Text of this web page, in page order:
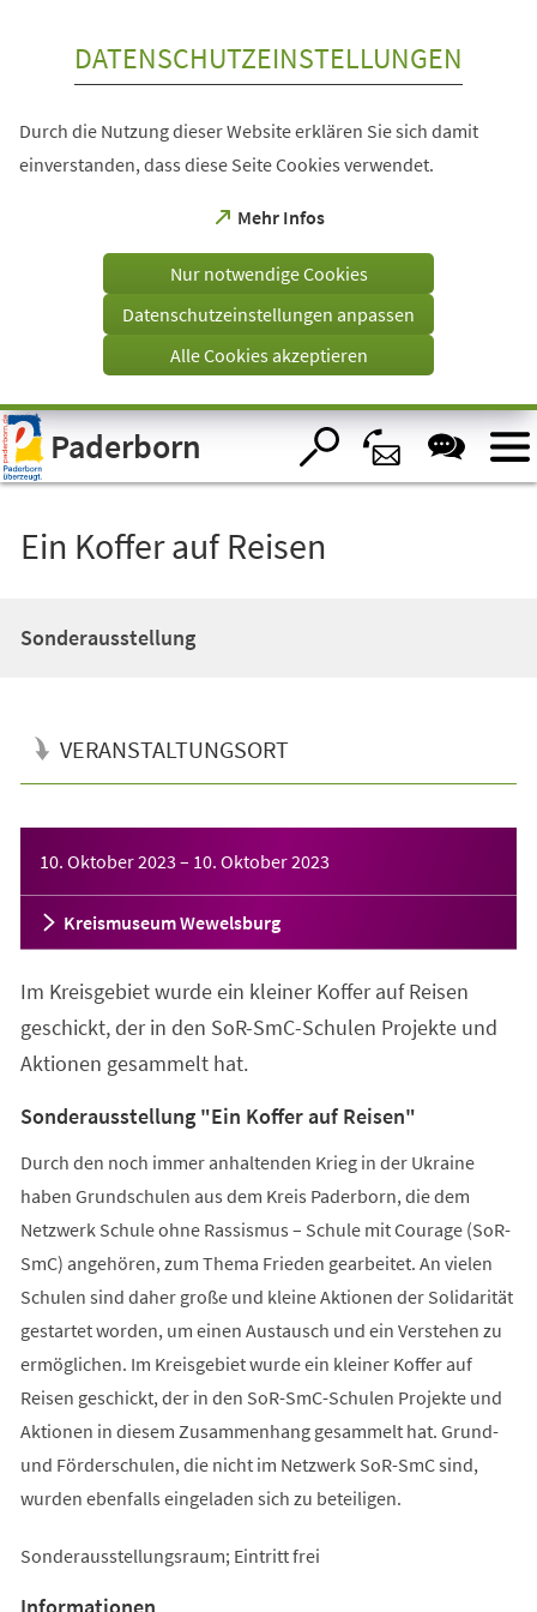
Visuelle
Assistenzsoftware
öffnen.
DATENSCHUTZEINSTELLUNGEN
Durch die Nutzung dieser Website erklären Sie sich damit
einverstanden, dass diese Seite Cookies verwendet.
Mehr Infos
(Öffnet
einem
Tab)
Nur notwendige Cookies
Datenschutzeinstellungen anpassen
Alle Cookies akzeptieren
Paderborn
Ein Koffer auf Reisen
Sonderausstellung
VERANSTALTUNGSORT
10. Oktober 2023 – 10. Oktober 2023
Kreismuseum Wewelsburg
Im Kreisgebiet wurde ein kleiner Koffer auf Reisen
geschickt, der in den SoR-SmC-Schulen Projekte und
Aktionen gesammelt hat.
Sonderausstellung "Ein Koffer auf Reisen"
Durch den noch immer anhaltenden Krieg in der Ukraine
haben Grundschulen aus dem Kreis Paderborn, die dem
Netzwerk Schule ohne Rassismus – Schule mit Courage (SoR-
SmC) angehören, zum Thema Frieden gearbeitet. An vielen
Schulen sind daher große und kleine Aktionen der Solidarität
gestartet worden, um einen Austausch und ein Verstehen zu
ermöglichen. Im Kreisgebiet wurde ein kleiner Koffer auf
Reisen geschickt, der in den SoR-SmC-Schulen Projekte und
Aktionen in diesem Zusammenhang gesammelt hat. Grund-
und Förderschulen, die nicht im Netzwerk SoR-SmC sind,
wurden ebenfalls eingeladen sich zu beteiligen.
Sonderausstellungsraum; Eintritt frei
Informationen